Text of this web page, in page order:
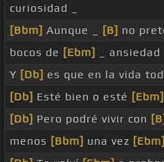
curiosidad _
[Bbm] Aunque _ [B] no
bocos de [Ebm]
_ ansiedad
Y [Db] es que en la vida
[Db] Esté bien o esté [Ebm]
[Db] Pero podré vivir con [B]
menos [Bbm] una vez [Ebm]